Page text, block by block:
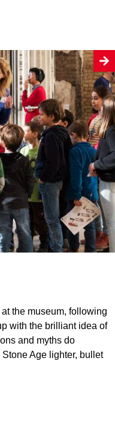
the museum, following
with the brilliant idea of
and myths do
Stone Age lighter, bullet